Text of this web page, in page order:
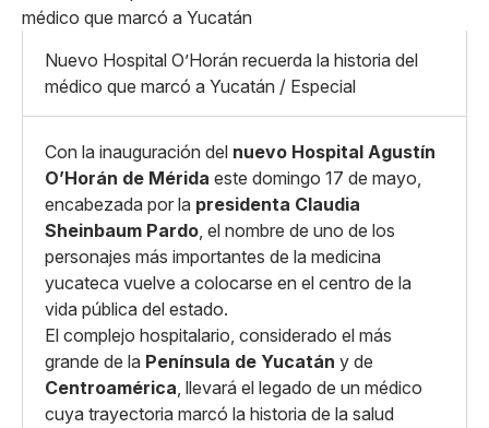
Linkedin
Facebook
X
Whatsapp
Copiar enlace
Pequeño
Mediano
Grande
Nuevo Hospital O’Horán recuerda la historia del
médico que marcó a Yucatán / Especial
Con la inauguración del nuevo Hospital Agustín
O’Horán de Mérida este domingo 17 de mayo,
encabezada por la presidenta Claudia
Sheinbaum Pardo, el nombre de uno de los
personajes más importantes de la medicina
yucateca vuelve a colocarse en el centro de la
vida pública del estado.
El complejo hospitalario, considerado el más
grande de la Península de Yucatán y de
Centroamérica, llevará el legado de un médico
cuya trayectoria marcó la historia de la salud